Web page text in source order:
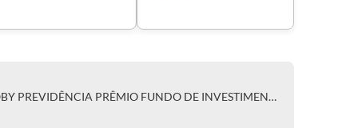
CLASSE ÚNICA DE COTAS DO OBY PREVIDÊNCIA PRÊMIO FUNDO DE INVESTIMENTO MULTIMERCADO CRÉDITO PRIVADO RESPONSABILIDADE LIMITADA